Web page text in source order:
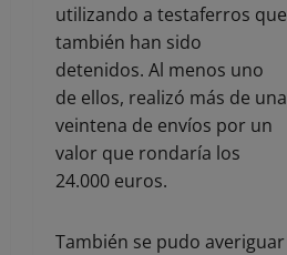
utilizando a testaferros que
también han sido
detenidos. Al menos uno
de ellos, realizó más de una
veintena de envíos por un
valor que rondaría los
24.000 euros.
También se pudo averiguar